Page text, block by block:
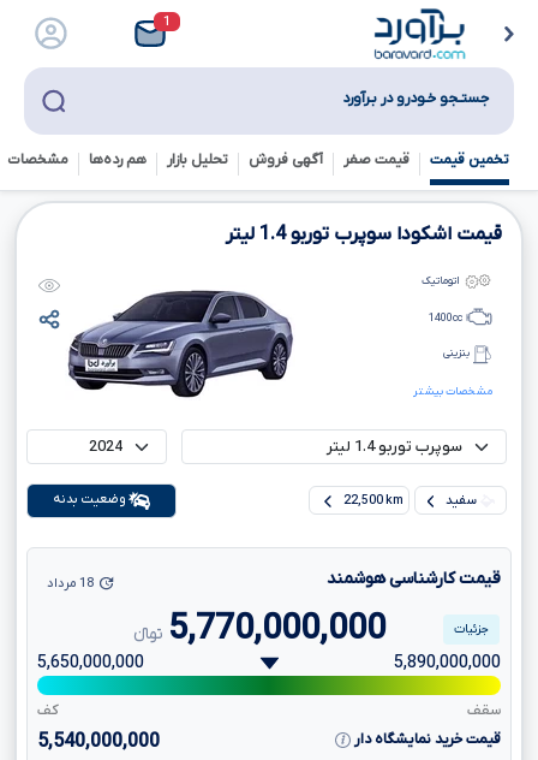
1
جستـجو خـودرو در بـرآورد
تخمین قیمت قیمت صفر آگهی فروش تحلیل بازار هم رده‌ها‌ مشخصات
قیمت اشکودا سوپرب توربو1.4 لیتر
مشخصات بیشتر
اتوماتیک
1400cc
بنزینی
سفید 22,500 km وضعیت بدنه
قیمت کارشناسی هوشمند
5,770,000,000 تومانءءء
18 مرداد
جزئیات
5,890,000,000
5,650,000,000
سقف
کف
قیمت خرید نمایشگاه دار
5,540,000,000